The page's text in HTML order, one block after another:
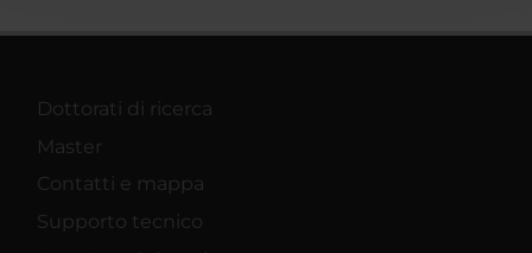
Dottorati di ricerca
Master
Contatti e mappa
Supporto tecnico